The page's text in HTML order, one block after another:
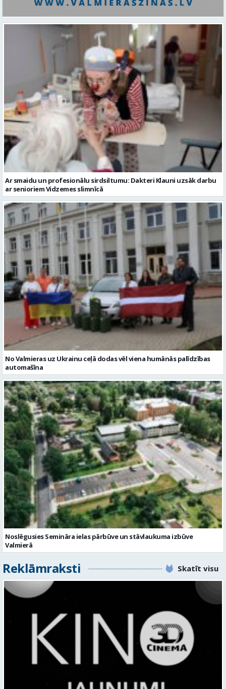
Ar smaidu un profesionālu sirdsiltumu: Dakteri Klauni uzsāk darbu
ar senioriem Vidzemes slimnīcā
No Valmieras uz Ukrainu ceļā dodas vēl viena humānās palīdzības
automašīna
Noslēgusies Semināra ielas pārbūve un stāvlaukuma izbūve
Valmierā
Reklāmraksti Skatīt visu